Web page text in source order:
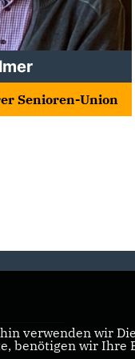
Senioren-Union
verwenden wir
benötigen wir